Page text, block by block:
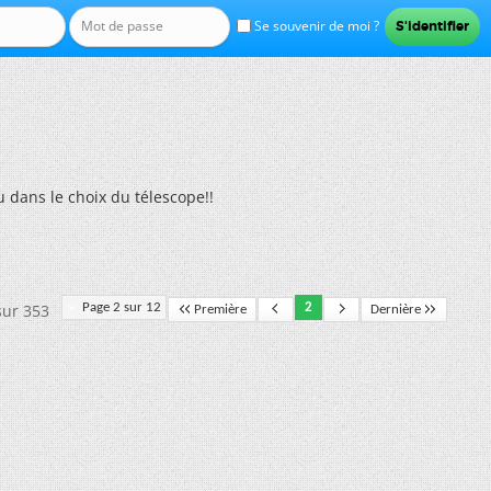
Se souvenir de moi ?
dans le choix du télescope!!
Page 2 sur 12 Première 2 Dernière
353